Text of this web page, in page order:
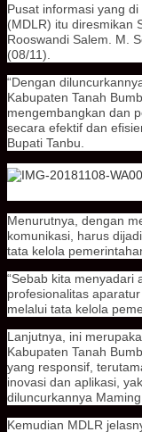
Pusat informasi yang
(MDLR) itu diresmikan
Rooswandi Salem. M.
(08/11).
“Dengan
Kabupaten Tanah
mengembangkan dan
secara efektif dan
Bupati Tanbu.
Menurutnya, dengan
komunikasi, harus
tata kelola
“Sebab kita menyadari
profesionalitas
melalui tata kelola
Lanjutnya, ini
Kabupaten Tanah
yang responsif,
inovasi dan aplikasi,
diluncurkannya
Kemudian MDLR